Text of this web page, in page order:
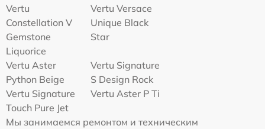
Vertu
Constellation V
Gemstone
Liquorice
Vertu Versace
Unique Black
Star
Vertu Aster
Python Beige
Vertu Signature
S Design Rock
Vertu Signature
Touch Pure Jet
Vertu Aster P Ti
Мы занимаемся ремонтом и техническим